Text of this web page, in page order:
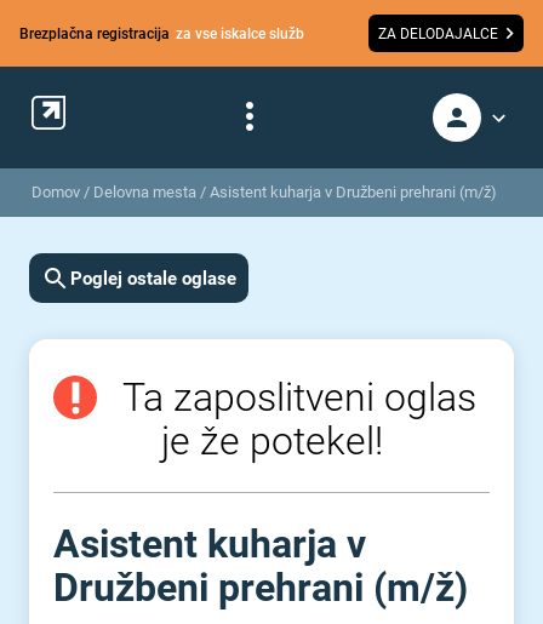
Brezplačna registracija za vse iskalce služb ZA DELODAJALCE
Domov / Delovna mesta / Asistent kuharja v Družbeni prehrani (m/ž)
Poglej ostale oglase
Ta zaposlitveni oglas
je že potekel!
Asistent kuharja v
Družbeni prehrani (m⁠/⁠ž)